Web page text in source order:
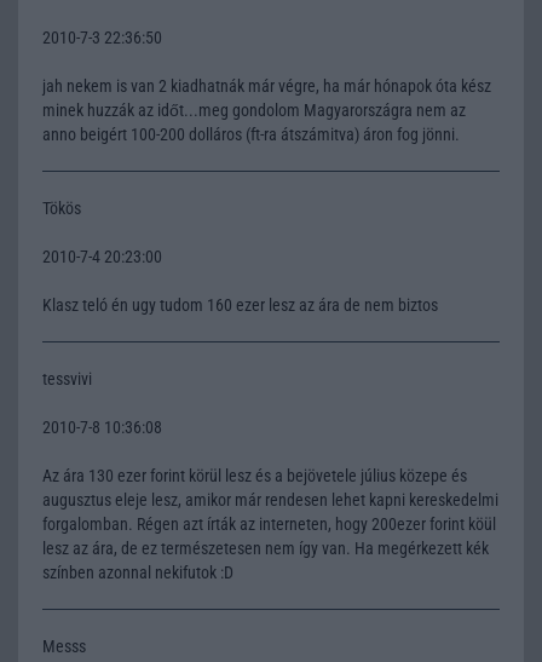
2010-7-3 22:36:50
jah nekem is van 2 kiadhatnák már végre, ha már hónapok óta kész
minek huzzák az időt...meg gondolom Magyarországra nem az
anno beigért 100-200 dolláros (ft-ra átszámitva) áron fog jönni.
Tökös
2010-7-4 20:23:00
Klasz teló én ugy tudom 160 ezer lesz az ára de nem biztos
tessvivi
2010-7-8 10:36:08
Az ára 130 ezer forint körül lesz és a bejövetele július közepe és
augusztus eleje lesz, amikor már rendesen lehet kapni kereskedelmi
forgalomban. Régen azt írták az interneten, hogy 200ezer forint köül
lesz az ára, de ez természetesen nem így van. Ha megérkezett kék
színben azonnal nekifutok :D
Messs